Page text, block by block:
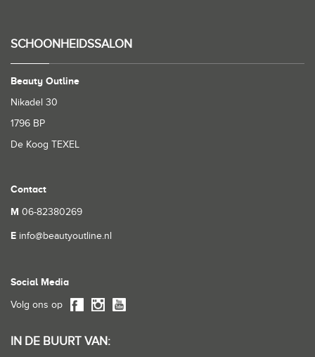
SCHOONHEIDSSALON
Beauty Outline
Nikadel 30
1796 BP
De Koog TEXEL
Contact
M 06-82380269
E info@beautyoutline.nl
Social Media
Volg ons op
IN DE BUURT VAN: